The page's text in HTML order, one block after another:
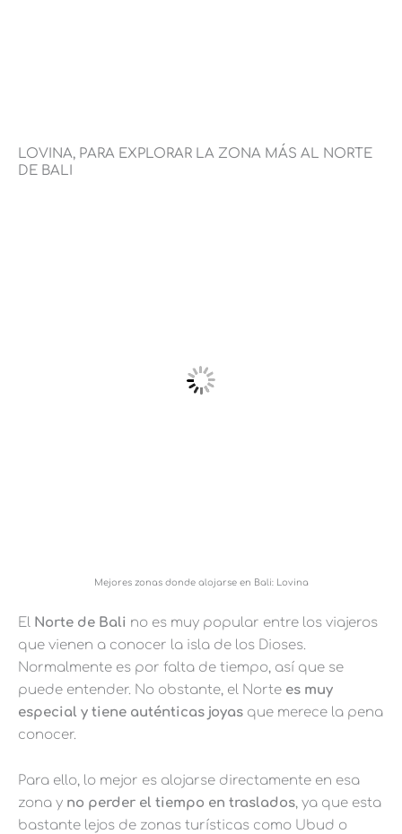
LOVINA, PARA EXPLORAR LA ZONA MÁS AL NORTE
DE BALI
Mejores zonas donde alojarse en Bali: Lovina
El Norte de Bali no es muy popular entre los viajeros
que vienen a conocer la isla de los Dioses.
Normalmente es por falta de tiempo, así que se
puede entender. No obstante, el Norte es muy
especial y tiene auténticas joyas que merece la pena
conocer.
Para ello, lo mejor es alojarse directamente en esa
zona y no perder el tiempo en traslados, ya que esta
bastante lejos de zonas turísticas como Ubud o